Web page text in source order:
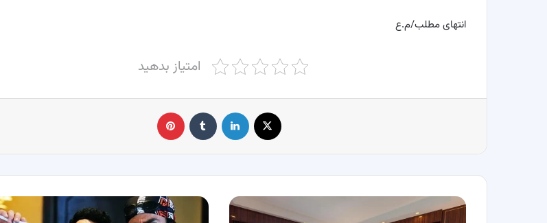
انتهای مطلب/م.ع
امتیاز بدهید
لینکدین ‫تامبلر
هتل
بازیگران